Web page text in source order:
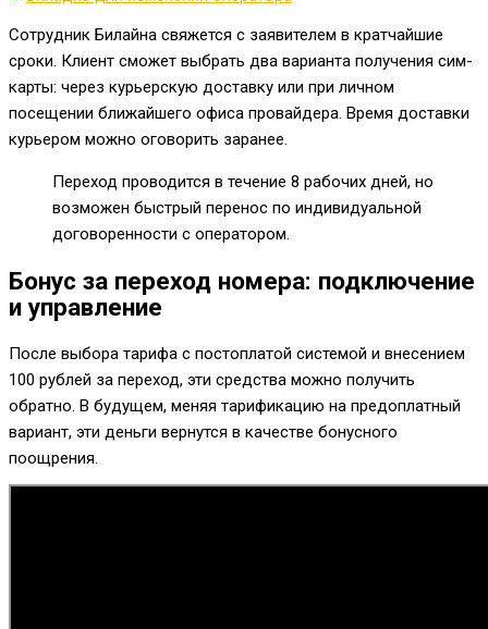
Сотрудник Билайна свяжется с заявителем в кратчайшие
сроки. Клиент сможет выбрать два варианта получения сим-
карты: через курьерскую доставку или при личном
посещении ближайшего офиса провайдера. Время доставки
курьером можно оговорить заранее.
Переход проводится в течение 8 рабочих дней, но
возможен быстрый перенос по индивидуальной
договоренности с оператором.
Бонус за переход номера: подключение
и управление
После выбора тарифа с постоплатой системой и внесением
100 рублей за переход, эти средства можно получить
обратно. В будущем, меняя тарификацию на предоплатный
вариант, эти деньги вернутся в качестве бонусного
поощрения.